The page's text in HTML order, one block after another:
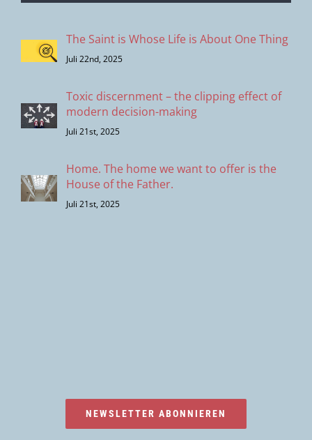
The Saint is Whose Life is About One Thing
Juli 22nd, 2025
Toxic discernment – the clipping effect of
modern decision-making
Juli 21st, 2025
Home. The home we want to offer is the
House of the Father.
Juli 21st, 2025
NEWSLETTER ABONNIEREN